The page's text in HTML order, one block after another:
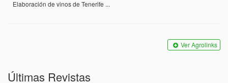
Elaboración de vinos de Tenerife ...
Ver Agrolinks
Últimas Revistas